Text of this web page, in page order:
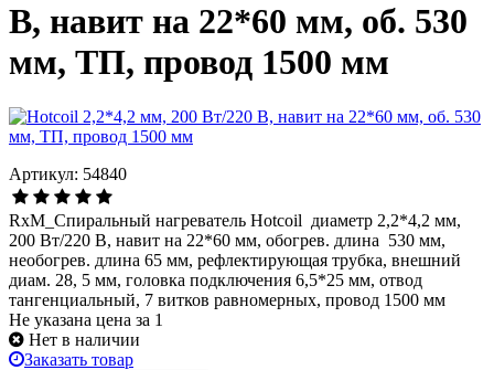
В, навит на 22*60 мм, об. 530
мм, ТП, провод 1500 мм
Артикул: 54840
RxM_Спиральный нагреватель Hotcoil диаметр 2,2*4,2 мм,
200 Вт/220 В, навит на 22*60 мм, обогрев. длина 530 мм,
необогрев. длина 65 мм, рефлектирующая трубка, внешний
диам. 28, 5 мм, головка подключения 6,5*25 мм, отвод
тангенциальный, 7 витков равномерных, провод 1500 мм
Не указана цена за 1
Нет в наличии
Заказать товар